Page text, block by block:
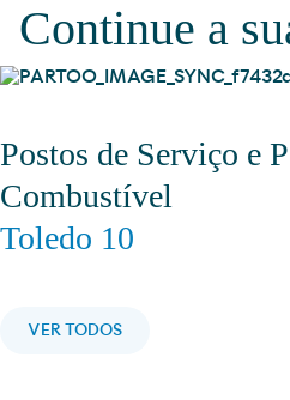
Continue a
Postos de Serviço e
Combustível
Toledo 10
VER TODOS